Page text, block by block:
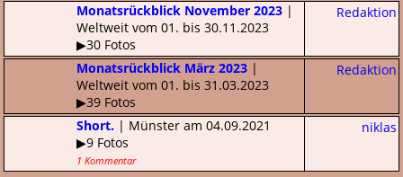
Redaktion
Monatsrückblick November 2023 |
Weltweit vom 01. bis 30.11.2023
▶30 Fotos
Redaktion
Monatsrückblick März 2023 |
Weltweit vom 01. bis 31.03.2023
▶39 Fotos
niklas
Short. | Münster am 04.09.2021
▶9 Fotos
1 Kommentar